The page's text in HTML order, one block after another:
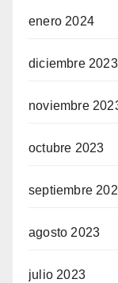
enero 2024
diciembre 2023
noviembre
octubre 2023
septiembre
agosto 2023
julio 2023